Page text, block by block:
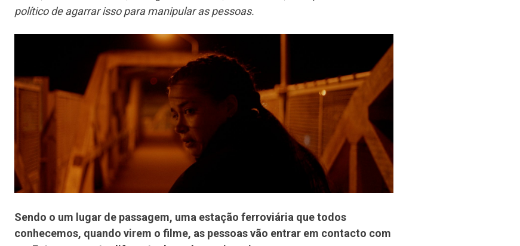
político de agarrar isso para manipular as pessoas.
Sendo o um lugar de passagem, uma estação ferroviária que todos
conhecemos, quando virem o filme, as pessoas vão entrar em contacto com